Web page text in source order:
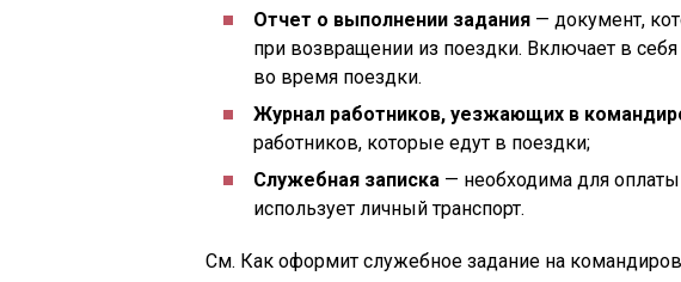
Отчет о выполнении задания — документ,
при возвращении из поездки. Включает в
во время поездки.
Журнал работников, уезжающих в
работников, которые едут в поездки;
Служебная записка — необходима для
использует личный транспорт.
См. Как оформит служебное задание на